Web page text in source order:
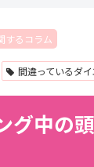
するコラム
間違っているダ
グ中の